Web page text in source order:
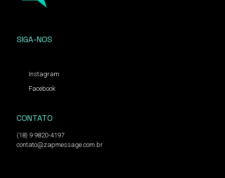
SIGA-NOS
Instagram
Facebook
CONTATO
(18) 9 9820-4197
contato@zapmessage.com.br